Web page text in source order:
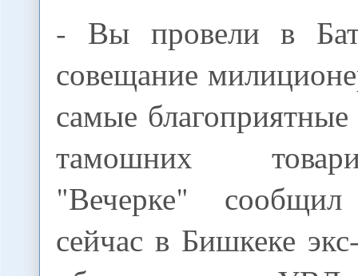
- Вы провели в
совещание
самые
тамошних
"Вечерке" сообщил
сейчас в Бишкеке